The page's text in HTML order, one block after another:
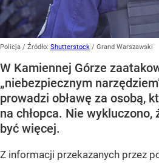
Policja / Źródło: Shutterstock / Grand Warszawski
W Kamiennej Górze
„niebezpiecznym
prowadzi obławę za osobą,
na chłopca. Nie wykluczono,
być więcej.
Z informacji przekazanych przez